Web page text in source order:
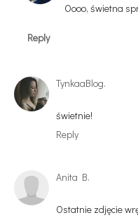
Oooo, świetna
Reply
TynkaaBlog.
świetnie!
Reply
Anita B.
Ostatnie zdjęcie